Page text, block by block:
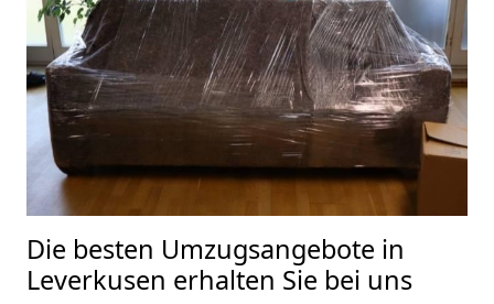
Die besten Umzugsangebote in
Leverkusen erhalten Sie bei uns